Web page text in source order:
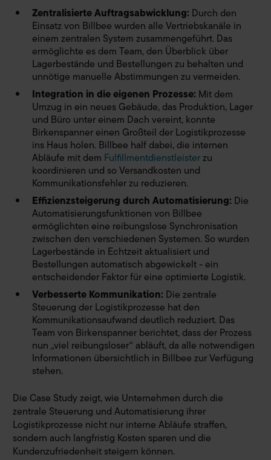
Zentralisierte Auftragsabwicklung: Durch den
Einsatz von Billbee wurden alle Vertriebskanäle in
einem zentralen System zusammengeführt. Das
ermöglichte es dem Team, den Überblick über
Lagerbestände und Bestellungen zu behalten und
unnötige manuelle Abstimmungen zu vermeiden.
Integration in die eigenen Prozesse: Mit dem
Umzug in ein neues Gebäude, das Produktion, Lager
und Büro unter einem Dach vereint, konnte
Birkenspanner einen Großteil der Logistikprozesse
ins Haus holen. Billbee half dabei, die internen
Abläufe mit dem Fulfillmentdienstleisterzu
koordinieren und so Versandkosten und
Kommunikationsfehler zu reduzieren.
Effizienzsteigerung durch Automatisierung: Die
Automatisierungsfunktionen von Billbee
ermöglichten eine reibungslose Synchronisation
zwischen den verschiedenen Systemen. So wurden
Lagerbestände in Echtzeit aktualisiert und
Bestellungen automatisch abgewickelt - ein
entscheidender Faktor für eine optimierte Logistik.
Verbesserte Kommunikation: Die zentrale
Steuerung der Logistikprozesse hat den
Kommunikationsaufwand deutlich reduziert. Das
Team von Birkenspanner berichtet, dass der Prozess
nun „viel reibungsloser“ abläuft, da alle notwendigen
Informationen übersichtlich in Billbee zur Verfügung
stehen.
Die Case Study zeigt, wie Unternehmen durch die
zentrale Steuerung und Automatisierung ihrer
Logistikprozesse nicht nur interne Abläufe straffen,
sondern auch langfristig Kosten sparen und die
Kundenzufriedenheit steigern können.